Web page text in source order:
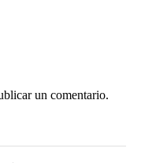
un comentario.